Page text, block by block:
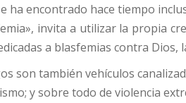
encontrado hace tiempo
invita a utilizar la propia
a blasfemias contra Dios,
también vehículos
y sobre todo de violencia